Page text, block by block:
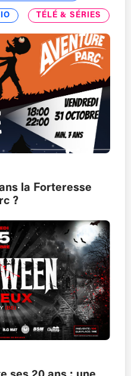
TÉLÉ & SÉRIES
la Forteresse
?